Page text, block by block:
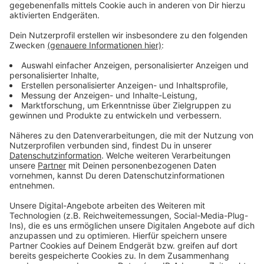
Podcast
Anzeige
Was macht der Künstler eigentlich, wenn er nicht auf
der Bühne oder vor der Kamera steht? Hier erfahren
wir es. Im Podcast "Wat ne Woche" erzählt Atze
Schröder die schönsten Geschichten, die lustigsten
Anekdoten, intime Geständnisse und haut natürlich
seine Lieblingspromis in die Pfanne, so wie wir ihn
kennen und lieben. Atze Schröder und sein ganz
persönlicher Wochenrückblick - so privat wie noch nie,
so lustig wie immer.
Anzeige
Anzeige